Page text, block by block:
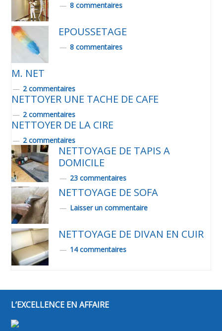
8 commentaires
EPOUSSETAGE
8 commentaires
M. NET
2 commentaires
NETTOYER UNE TACHE DE CAFE
2 commentaires
NETTOYER DE LA CIRE
2 commentaires
NETTOYAGE DE TAPIS A
DOMICILE
23 commentaires
NETTOYAGE DE SOFA
Laisser un commentaire
NETTOYAGE DE DIVAN EN CUIR
14 commentaires
L’EXCELLENCE EN AFFAIRE